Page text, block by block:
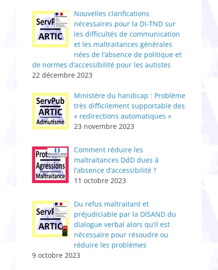
Nouvelles clarifications
nécessaires pour la DI-TND sur
les difficultés de communication
et les maltraitances générales
nées de l’absence de politique et
de normes d’accessibilité pour les autistes
22 décembre 2023
Ministère du handicap : Problème
très difficilement supportable des
« redirections automatiques »
23 novembre 2023
Comment réduire les
maltraitances DdD dues à
l’absence d’accessibilité ?
11 octobre 2023
Du refus maltraitant et
préjudiciable par la DISAND du
dialogue verbal alors qu’il est
nécessaire pour résoudre ou
réduire les problèmes
9 octobre 2023